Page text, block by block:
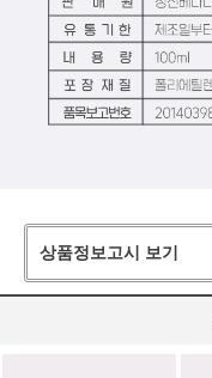
상품정보고시 보기